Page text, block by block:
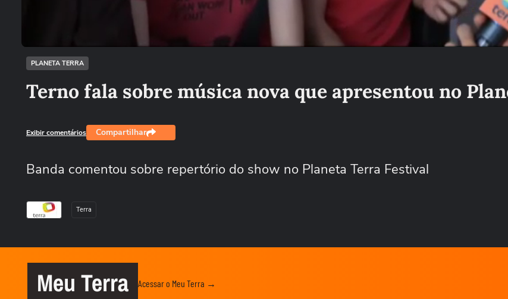
PLANETA TERRA
Terno fala sobre música nova que apresentou no
Exibir comentários Compartilhar
Banda comentou sobre repertório do show no Planeta Terra Festival
Terra
Meu Terra Acessar o Meu Terra →